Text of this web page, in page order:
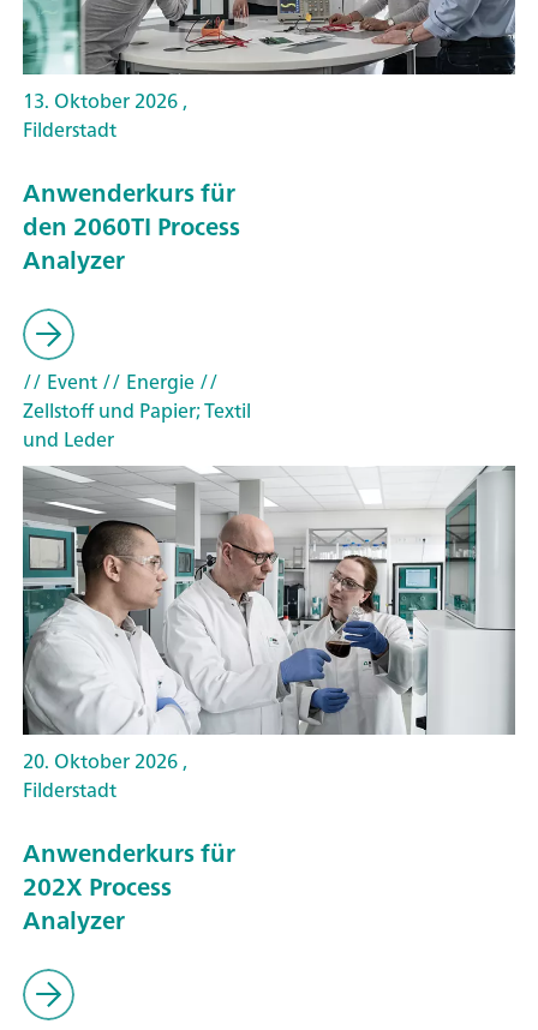
13. Oktober 2026 ,
Filderstadt
Anwenderkurs für
den 2060TI Process
Analyzer
// Event// Energie//
Zellstoff und Papier; Textil
und Leder
20. Oktober 2026 ,
Filderstadt
Anwenderkurs für
202X Process
Analyzer